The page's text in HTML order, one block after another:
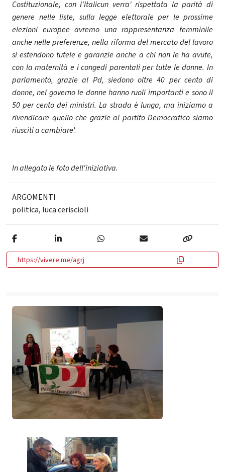
Costituzionale, con l'Italicun verra' rispettata la parità di
genere nelle liste, sulla legge elettorale per le prossime
elezioni europee avremo una rappresentanza femminile
anche nelle preferenze, nella riforma del mercato del lavoro
si estendono tutele e garanzie anche a chi non le ha avute,
con la maternità e i congedi parentali per tutte le donne. In
parlamento, grazie al Pd, siedono oltre 40 per cento di
donne, nel governo le donne hanno ruoli importanti e sono il
50 per cento dei ministri. La strada è lunga, ma iniziamo a
rivendicare quello che grazie al partito Democratico siamo
riusciti a cambiare'.
In allegato le foto dell'iniziativa.
ARGOMENTI
politica, luca ceriscioli
https://vivere.me/agrj